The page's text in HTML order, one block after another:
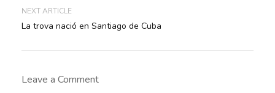
NEXT ARTICLE
La trova nació en Santiago de Cuba
Leave a Comment